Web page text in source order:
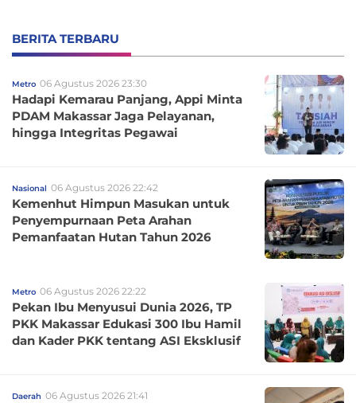
BERITA TERBARU
Metro 06 Agustus 2026 23:30
Hadapi Kemarau Panjang, Appi Minta
PDAM Makassar Jaga Pelayanan,
hingga Integritas Pegawai
Nasional 06 Agustus 2026 22:42
Kemenhut Himpun Masukan untuk
Penyempurnaan Peta Arahan
Pemanfaatan Hutan Tahun 2026
Metro 06 Agustus 2026 22:22
Pekan Ibu Menyusui Dunia 2026, TP
PKK Makassar Edukasi 300 Ibu Hamil
dan Kader PKK tentang ASI Eksklusif
Daerah 06 Agustus 2026 21:41